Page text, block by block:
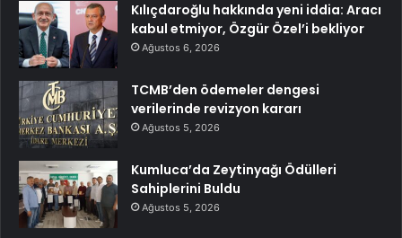
Kılıçdaroğlu hakkında yeni iddia: Aracı
kabul etmiyor, Özgür Özel’i bekliyor
Ağustos 6, 2026
TCMB’den ödemeler dengesi
verilerinde revizyon kararı
Ağustos 5, 2026
Kumluca’da Zeytinyağı Ödülleri
Sahiplerini Buldu
Ağustos 5, 2026